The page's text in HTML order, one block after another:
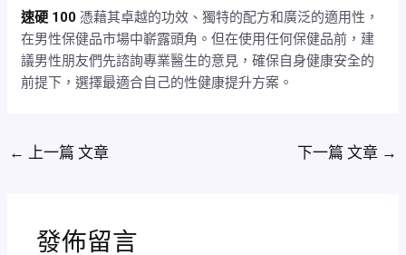
速硬 100 憑藉其卓越的功效、獨特的配方和廣泛的適用性，
在男性保健品市場中嶄露頭角。但在使用任何保健品前，建
議男性朋友們先諮詢專業醫生的意見，確保自身健康安全的
前提下，選擇最適合自己的性健康提升方案。
← 上一篇 文章 下一篇 文章 →
發佈留言